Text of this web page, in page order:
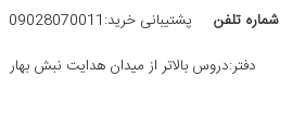
شماره تلفن
پشتیبانی خرید:09028070011
دفتر:دروس بالاتر از میدان هدایت نبش بهار